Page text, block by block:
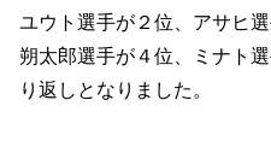
ユウト選手が２位、アサヒ選
朔太郎選手が４位、ミナト
り返しとなりました。